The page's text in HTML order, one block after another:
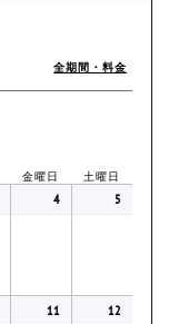
全期間・料金
金曜日 土曜日
4 5
11 12